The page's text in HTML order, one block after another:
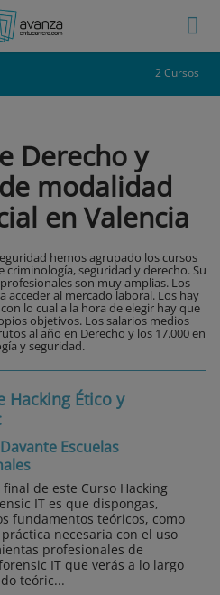
2 Cursos
Derecho y
modalidad
en Valencia
hemos agrupado los cursos
criminología, seguridad y derecho. Su
son muy amplias. Los
acceder al mercado laboral. Los hay
lo cual a la hora de elegir hay que
objetivos. Los salarios medios
al año en Derecho y los 17.000 en
y seguridad.
Hacking Ético y
Escuelas
de este Curso Hacking
IT es que dispongas,
fundamentos teóricos, como
necesaria con el uso
profesionales de
IT que verás a lo largo
teóric...